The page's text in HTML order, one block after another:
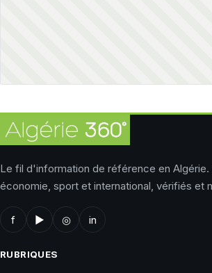
Le fil d'information de référence en Algérie.
économie, sport et international, vérifiés et
f ▶ ◎ in
RUBRIQUES